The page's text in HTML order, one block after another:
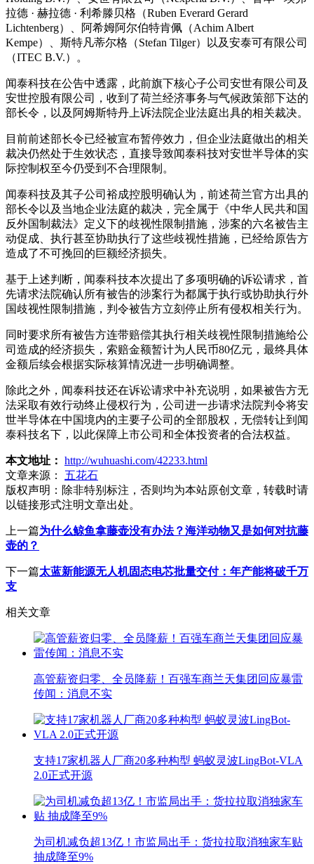
拉德 · 赫拉德 · 利希滕贝格（Ruben Everard Gerard
Lichtenberg）、阿希姆阿尔伯特肯佩（Achim Albert
Kempe）、斯特凡蒂尔格（Stefan Tilger）以及安泰可有限公司
（ITEC B.V.）。
闻泰科技在公告中透露，此前旗下核心子公司安世有限公司及
安世控股有限公司，收到了荷兰经济事务与气候政策部下达的
部长令，以及阿姆斯特丹上诉法院企业法庭出具的相关裁决。
目前前述部长令已经被宣布暂停效力，但企业法庭做出的相关
裁决仍然处于生效状态，直接导致闻泰科技对安世半导体的实
际控制权至今仍受到不合理限制。
闻泰科技及其子公司裕成控股明确认为，前述荷兰官方出具的
部长令以及当地企业法庭的裁决，完全属于《中华人民共和国
反外国制裁法》定义下的歧视性限制措施，涉案的六名被告主
动促成、执行甚至协助执行了这些歧视性措施，已经给原告方
造成了不可挽回的巨额经济损失。
基于上述判断，闻泰科技本次提出了多项明确的诉讼请求，首
先请求法院确认所有被告的涉案行为都属于执行或协助执行外
国歧视性限制措施，判令被告方立刻停止所有侵权相关行为。
同时要求所有被告方连带赔偿其执行相关歧视性限制措施给公
司造成的经济损失，索赔金额暂计为人民币80亿元，最终具体
金额后续会根据实际核算情况进一步明确调整。
除此之外，闻泰科技还在诉讼请求中补充说明，如果被告方无
法采取有效行动终止侵权行为，公司进一步请求法院判令将安
世半导体在中国境内的主要子公司的全部股权，无偿转让到闻
泰科技名下，以此保障上市公司和全体投资者的合法权益。
本文地址： http://wuhuashi.com/42233.html
文章来源：
五花石
版权声明： 除非特别标注，否则均为本站原创文章，转载时请
以链接形式注明文章出处。
上一篇为什么鲸鱼拿藤壶没有办法？海洋动物又是如何对抗藤
壶的？
下一篇太蓝新能源无人机固态电芯批量交付：年产能将破千万
支
相关文章
高管薪资归零、全员降薪！百强车商兰天集团回应暴雷
传闻：消息不实
支持17家机器人厂商20多种构型 蚂蚁灵波LingBot-VLA
2.0正式开源
为司机减负超13亿！市监局出手：货拉拉取消独家车贴
抽成降至9%